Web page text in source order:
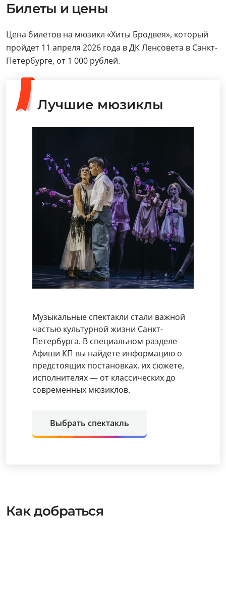
Билеты и цены
Цена билетов на мюзикл «Хиты Бродвея», который
пройдет 11 апреля 2026 года в ДК Ленсовета в Санкт-
Петербурге, от 1 000 рублей.
Лучшие мюзиклы
Музыкальные спектакли стали важной
частью культурной жизни Санкт-
Петербурга. В специальном разделе
Афиши КП вы найдете информацию о
предстоящих постановках, их сюжете,
исполнителях — от классических до
современных мюзиклов.
Выбрать спектакль
Как добраться